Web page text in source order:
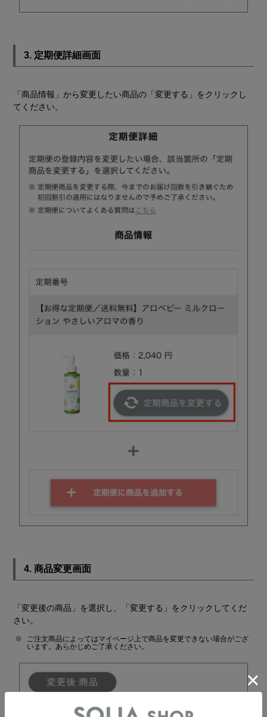
3. 定期便詳細画面
「商品情報」から変更したい商品の「変更する」をクリックし
てください。
4. 商品変更画面
「変更後の商品」を選択し、「変更する」をクリックしてくだ
さい。
ご注文商品によってはマイページ上で商品を変更できない場合がござ
います。あらかじめご了承ください。